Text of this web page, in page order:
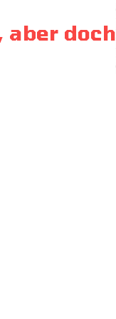
aber doch